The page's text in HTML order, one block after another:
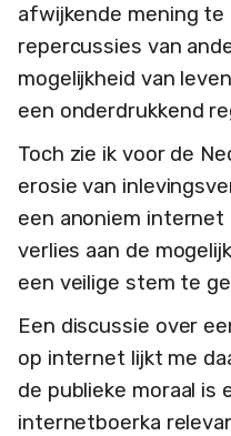
afwijkende mening
repercussies van
mogelijkheid van
een onderdrukkend
Toch zie ik voor de
erosie van
een anoniem
verlies aan de
een veilige stem te
Een discussie over
op internet lijkt me
de publieke moraal is
internetboerka